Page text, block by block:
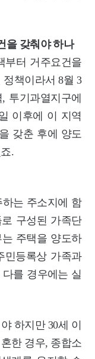
을 갖춰야 하나
부터 거주요건을
책이라서 8월 3
투기과열지구에
이후에 이 지역
갖춘 후에 양도
.
는 주소지에 함
구성된 가족단
주택을 양도하
민등록상 가족과
를 경우에는 실
하지만 30세 이
한 경우, 종합소